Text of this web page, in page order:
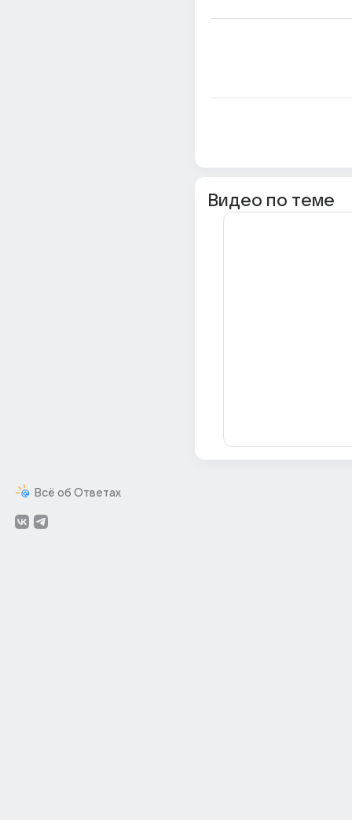
Всё об Ответах
Видео по теме